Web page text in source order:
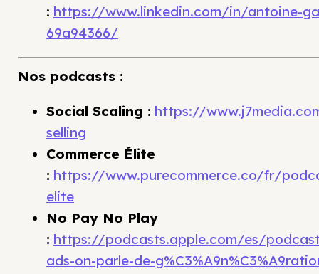
: https://www.linkedin.com/in/antoine-
69a94366/
Nos podcasts :
Social Scaling : https://
selling
Commerce Élite
: https://www.purecommerce.co/fr/
elite
No Pay No Play
: https://podcasts.apple.com/es/
ads-on-parle-de-